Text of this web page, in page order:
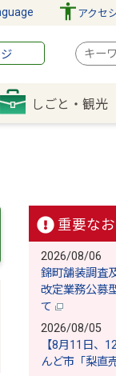
アクセ
検
ー
ワ
しごと・観光
重要な
2026/08/06
錦町舗装調査
改定業務公募
て
2026/08/05
【8月11日、
んど市「梨直